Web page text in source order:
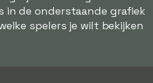
in de onderstaande grafiek
spelers je wilt bekijken